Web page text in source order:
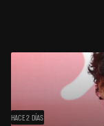
HACE 2 DÍAS